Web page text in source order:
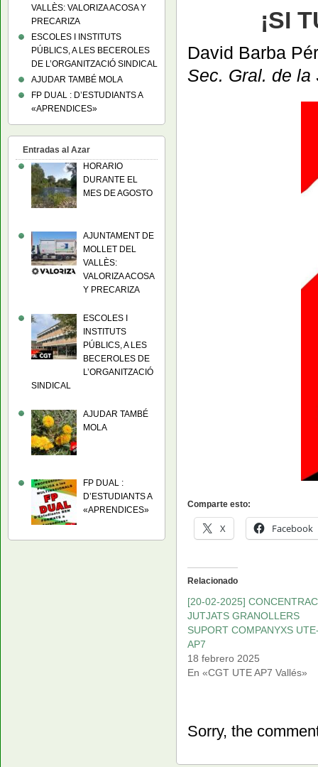
¡SI
David Barba
Sec. Gral. de la
Comparte esto:
X Facebook
Relacionado
[20-02-2025]
JUTJATS GRANOLLERS
SUPORT COMPANYXS
AP7
18 febrero 2025
En «CGT UTE AP7 Vallés»
Sorry, the
VALLÈS: VALORIZA ACOSA Y
PRECARIZA
ESCOLES I INSTITUTS
PÚBLICS, A LES BECEROLES
DE L’ORGANITZACIÓ SINDICAL
AJUDAR TAMBÉ MOLA
FP DUAL : D’ESTUDIANTS A
«APRENDICES»
Entradas al Azar
HORARIO
DURANTE EL
MES DE AGOSTO
AJUNTAMENT DE
MOLLET DEL
VALLÈS:
VALORIZA ACOSA
Y PRECARIZA
ESCOLES I
INSTITUTS
PÚBLICS, A LES
BECEROLES DE
L’ORGANITZACIÓ
SINDICAL
AJUDAR TAMBÉ
MOLA
FP DUAL :
D’ESTUDIANTS A
«APRENDICES»